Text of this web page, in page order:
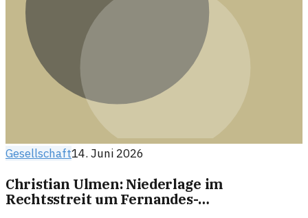
Gesellschaft14. Juni 2026
Christian Ulmen: Niederlage im
Rechtsstreit um Fernandes-